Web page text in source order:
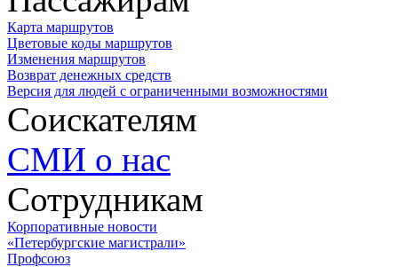
Карта маршрутов
Цветовые коды маршрутов
Изменения маршрутов
Возврат денежных средств
Версия для людей с ограниченными возможностями
Соискателям
СМИ о нас
Сотрудникам
Корпоративные новости
«Петербургские магистрали»
Профсоюз